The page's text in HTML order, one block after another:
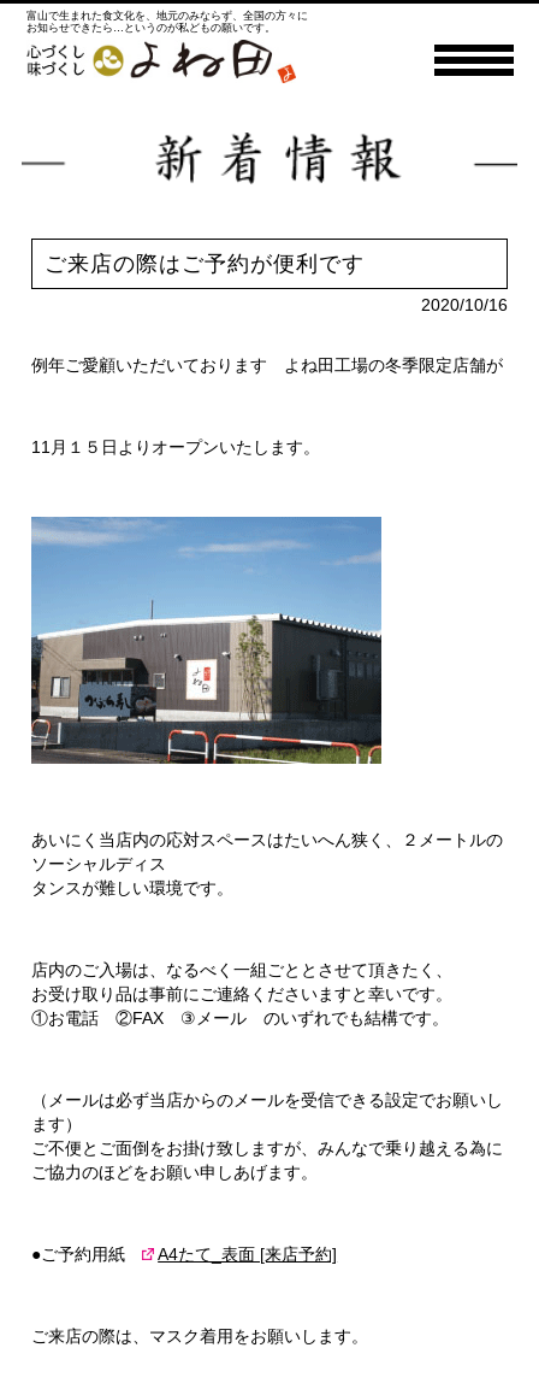
富山で生まれた食文化を、地元のみならず、全国の方々に
お知らせできたら…というのが私どもの願いです。
ご来店の際はご予約が便利です
2020/10/16
例年ご愛顧いただいております よね田工場の冬季限定店舗が
11月１５日よりオープンいたします。
あいにく当店内の応対スペースはたいへん狭く、２メートルの
ソーシャルディス
タンスが難しい環境です。
店内のご入場は、なるべく一組ごととさせて頂きたく、
お受け取り品は事前にご連絡くださいますと幸いです。
①お電話 ②FAX ③メール のいずれでも結構です。
（メールは必ず当店からのメールを受信できる設定でお願いし
ます）
ご不便とご面倒をお掛け致しますが、みんなで乗り越える為に
ご協力のほどをお願い申しあげます。
●ご予約用紙 A4たて_表面 [来店予約]
ご来店の際は、マスク着用をお願いします。